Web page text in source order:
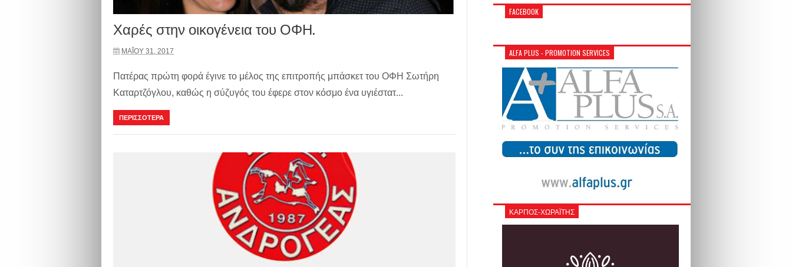
Χαρές στην οικογένεια του ΟΦΗ.
ΜΑΪ́ΟΥ 31, 2017
Πατέρας πρώτη φορά έγινε το μέλος της επιτροπής μπάσκετ του ΟΦΗ Σωτήρη
Καταρτζόγλου, καθώς η σύζυγός του έφερε στον κόσμο ένα υγιέστατ...
ΠΕΡΙΣΣΟΤΕΡΑ
FACEBOOK
ALFA PLUS - PROMOTION SERVICES
ΚΑΡΠΟΣ-ΧΩΡΑΪΤΗΣ